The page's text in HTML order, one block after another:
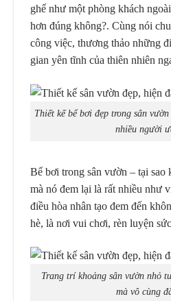
ghế như một phòng khách
hơn đúng không?. Cùng nói
công việc, thương thảo những
gian yên tĩnh của thiên nhiên
Thiết kế bể bơi đẹp trong sân
nhiều người
Bể bơi trong sân vườn – tại
mà nó đem lại là rất nhiều như
điều hòa nhân tạo đem đến
hè, là nơi vui chơi, rèn luyện
Trang trí khoảng sân vườn nhỏ
mà vô cùng